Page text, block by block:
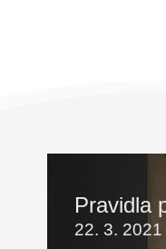
Pravidla
22. 3. 2021